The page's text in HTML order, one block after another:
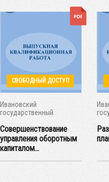
СВОБОДНЫЙ ДОСТУП
Ивановский
государственный
Совершенствование
управления оборотным
капиталом...